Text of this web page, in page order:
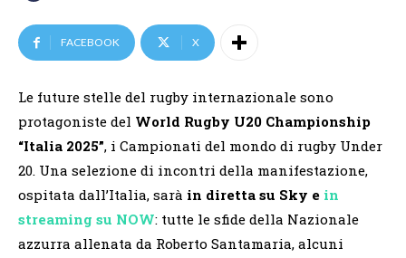
FACEBOOK X
Le future stelle del rugby internazionale sono
protagoniste del World Rugby U20 Championship
“Italia 2025”, i Campionati del mondo di rugby Under
20. Una selezione di incontri della manifestazione,
ospitata dall’Italia, sarà in diretta su Sky e in
streaming su NOW: tutte le sfide della Nazionale
azzurra allenata da Roberto Santamaria, alcuni